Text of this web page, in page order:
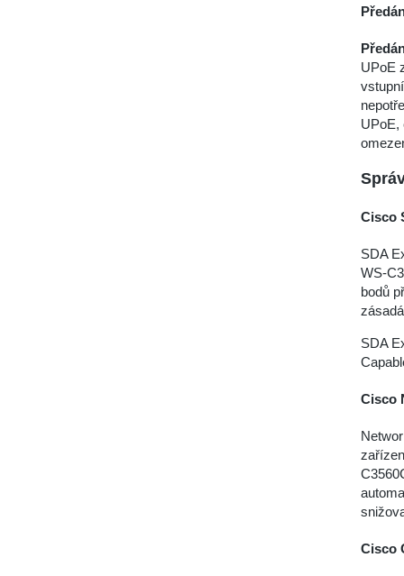
UPоE
UPоE,
Cisco
SDA
WS-
bodů
SDA
Cisco
Cisco